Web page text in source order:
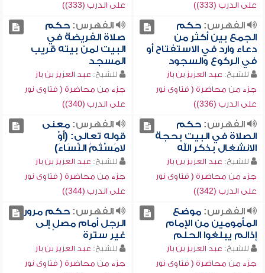
على الدرب (333))
على الدرب (333))
الفهرس:حكم
الجمع بين أكثر من
دعاء وارد في الاستفتاح أو
في الركوع والسجود
للشيخ: عبد العزيز بن باز
جزء من محاضرة ( فتاوى نور
على الدرب (336))
الفهرس:حكم
صلاة الفريضة في
البيت لمن بيته قريب
المسجد
للشيخ: عبد العزيز بن باز
جزء من محاضرة ( فتاوى نور
على الدرب (340))
الفهرس:حكم
الصلاة في البيت بحجة
الانشغال بذكر الله
للشيخ: عبد العزيز بن باز
جزء من محاضرة ( فتاوى نور
على الدرب (342))
الفهرس:معنى
قوله تعالى: (أَوْ
لامَسْتُمُ النِّسَاءَ)
للشيخ: عبد العزيز بن باز
جزء من محاضرة ( فتاوى نور
على الدرب (344))
الفهرس:موضع
المأمومين من الإمام
إذالم يبلغوا الحلم
للشيخ: عبد العزيز بن باز
جزء من محاضرة ( فتاوى نور
الفهرس:حكم مرور
الرجل أمام مصلٍ إلى
غير سترة
للشيخ: عبد العزيز بن باز
جزء من محاضرة ( فتاوى نور